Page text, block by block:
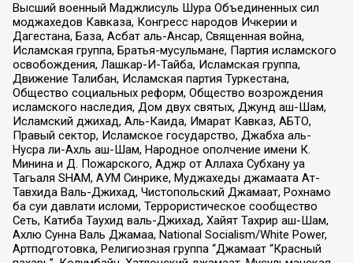
Высший военный Маджлисуль Шура Объединенных сил
моджахедов Кавказа, Конгресс народов Ичкерии и
Дагестана, База, Асбат аль-Ансар, Священная война,
Исламская группа, Братья-мусульмане, Партия исламского
освобождения, Лашкар-И-Тайба, Исламская группа,
Движение Талибан, Исламская партия Туркестана,
Общество социальных реформ, Общество возрождения
исламского наследия, Дом двух святых, Джунд аш-Шам,
Исламский джихад, Аль-Каида, Имарат Кавказ, АБТО,
Правый сектор, Исламское государство, Джабха аль-
Нусра ли-Ахль аш-Шам, Народное ополчение имени К.
Минина и Д. Пожарского, Аджр от Аллаха Субхану уа
Тагьаля SHAM, АУМ Синрике, Муджахеды джамаата Ат-
Тавхида Валь-Джихад, Чистопольский Джамаат, Рохнамо
ба суи давлати исломи, Террористическое сообщество
Сеть, Катиба Таухид валь-Джихад, Хайят Тахрир аш-Шам,
Ахлю Сунна Валь Джамаа, National Socialism/White Power,
Артподготовка, Религиозная группа “Джамаат “Красный